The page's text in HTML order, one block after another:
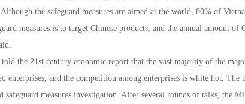
the safeguard measures are aimed at the world, 80% of
measures is to target Chinese products, and the annual amount
the 21st century economic report that the vast majority of the
enterprises, and the competition among enterprises is white hot.
safeguard measures investigation. After several rounds of talks, the